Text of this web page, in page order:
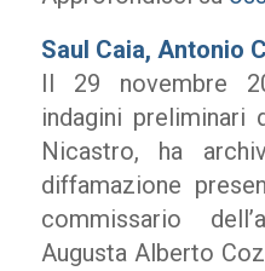
Saul Caia, Antonio
Il 29 novembre
indagini preliminari
Nicastro, ha
diffamazione
commissario
Augusta Alberto